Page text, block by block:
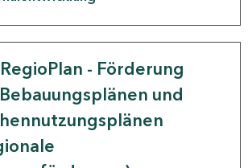
RegioPlan - Förderung
und